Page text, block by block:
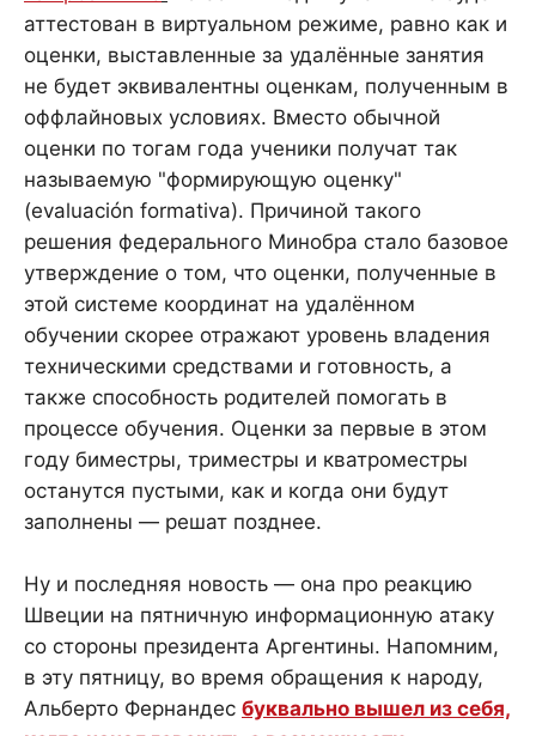
аттестован в виртуальном режиме, равно как и
оценки, выставленные за удалённые занятия
не будет эквивалентны оценкам, полученным в
оффлайновых условиях. Вместо обычной
оценки по тогам года ученики получат так
называемую "формирующую оценку"
(evaluación formativa). Причиной такого
решения федерального Минобра стало базовое
утверждение о том, что оценки, полученные в
этой системе координат на удалённом
обучении скорее отражают уровень владения
техническими средствами и готовность, а
также способность родителей помогать в
процессе обучения. Оценки за первые в этом
году биместры, триместры и кватроместры
останутся пустыми, как и когда они будут
заполнены — решат позднее.
Ну и последняя новость — она про реакцию
Швеции на пятничную информационную атаку
со стороны президента Аргентины. Напомним,
в эту пятницу, во время обращения к народу,
Альберто Фернандес буквально вышел из себя,